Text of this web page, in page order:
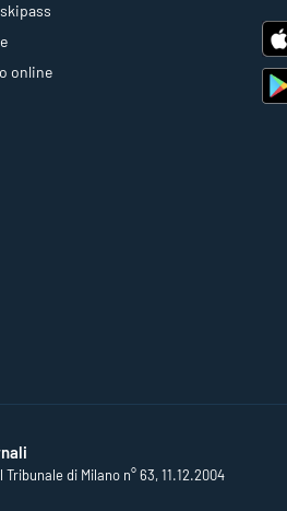
online
di Milano n° 63, 11.12.2004